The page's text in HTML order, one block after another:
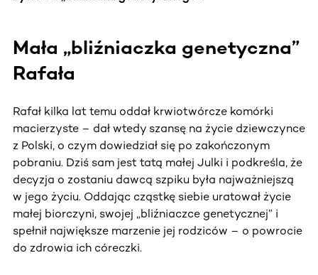
Mała „bliźniaczka genetyczna”
Rafała
Rafał kilka lat temu oddał krwiotwórcze komórki
macierzyste – dał wtedy szansę na życie dziewczynce
z Polski, o czym dowiedział się po zakończonym
pobraniu. Dziś sam jest tatą małej Julki i podkreśla, że
decyzja o zostaniu dawcą szpiku była najważniejszą
w jego życiu. Oddając cząstkę siebie uratował życie
małej biorczyni, swojej „bliźniaczce genetycznej” i
spełnił największe marzenie jej rodziców – o powrocie
do zdrowia ich córeczki.